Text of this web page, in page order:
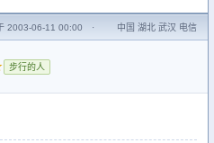
2003-06-11 00:00 · 中国 湖北 武汉 电信
步行的人